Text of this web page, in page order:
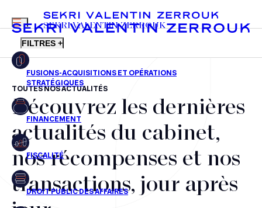
FR EN
MENU
SEKRI VALENTIN ZERROUK
FILTRES +
Fusions-acquisitions et opérations stratégiques
Financement
Fiscalité
Droit public des affaires
TOUTES NOS ACTUALITÉS
Découvrez les dernières
actualités du cabinet,
nos récompenses et nos
transactions, jour après